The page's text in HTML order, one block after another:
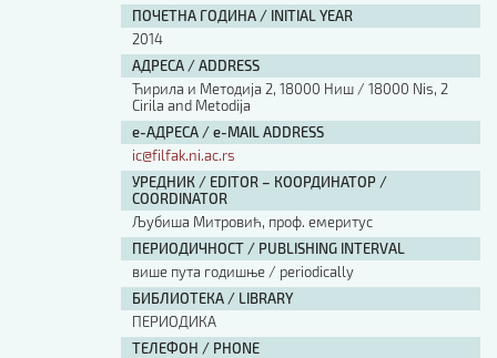
ПОЧЕТНА ГОДИНА / INITIAL YEAR
2014
АДРЕСА / ADDRESS
Ћирила и Методија 2, 18000 Ниш / 18000 Nis, 2
Cirila and Metodija
е-АДРЕСА / e-MAIL ADDRESS
ic@filfak.ni.ac.rs
УРЕДНИК / EDITOR – КООРДИНАТОР /
COORDINATOR
Љубиша Митровић, проф. емеритус
ПЕРИОДИЧНОСТ / PUBLISHING INTERVAL
више пута годишње / periodically
БИБЛИОТЕКА / LIBRARY
ПЕРИОДИКА
ТЕЛЕФОН / PHONE